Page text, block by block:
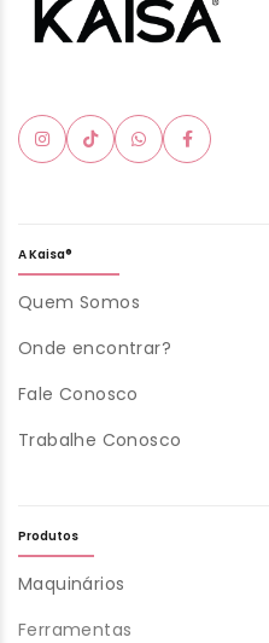
A Kaisa®
Quem Somos
Onde encontrar?
Fale Conosco
Trabalhe Conosco
Produtos
Maquinários
Ferramentas